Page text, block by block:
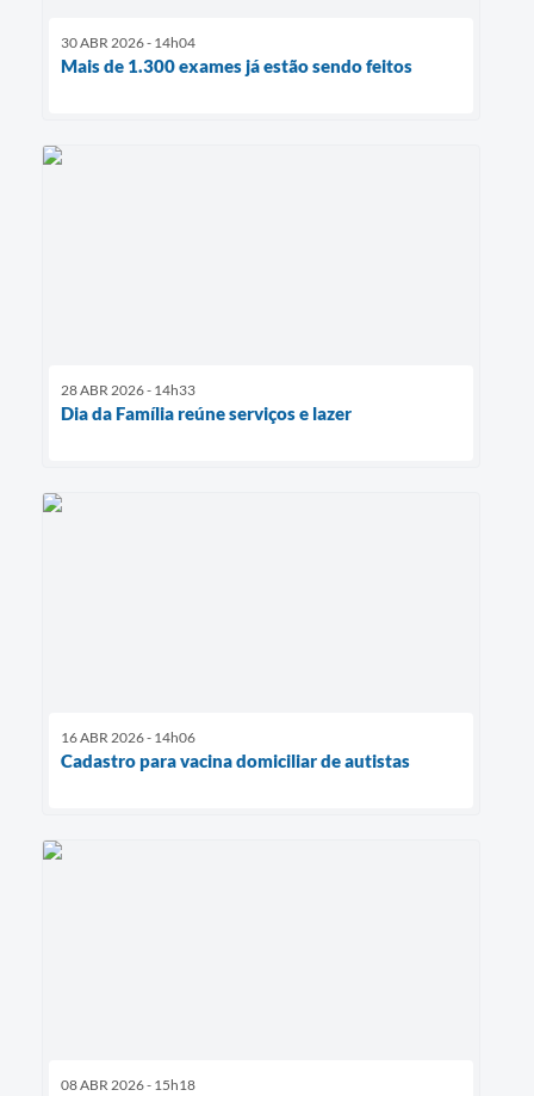
30 ABR 2026 - 14h04
Mais de 1.300 exames já estão sendo feitos
28 ABR 2026 - 14h33
Dia da Família reúne serviços e lazer
16 ABR 2026 - 14h06
Cadastro para vacina domiciliar de autistas
08 ABR 2026 - 15h18